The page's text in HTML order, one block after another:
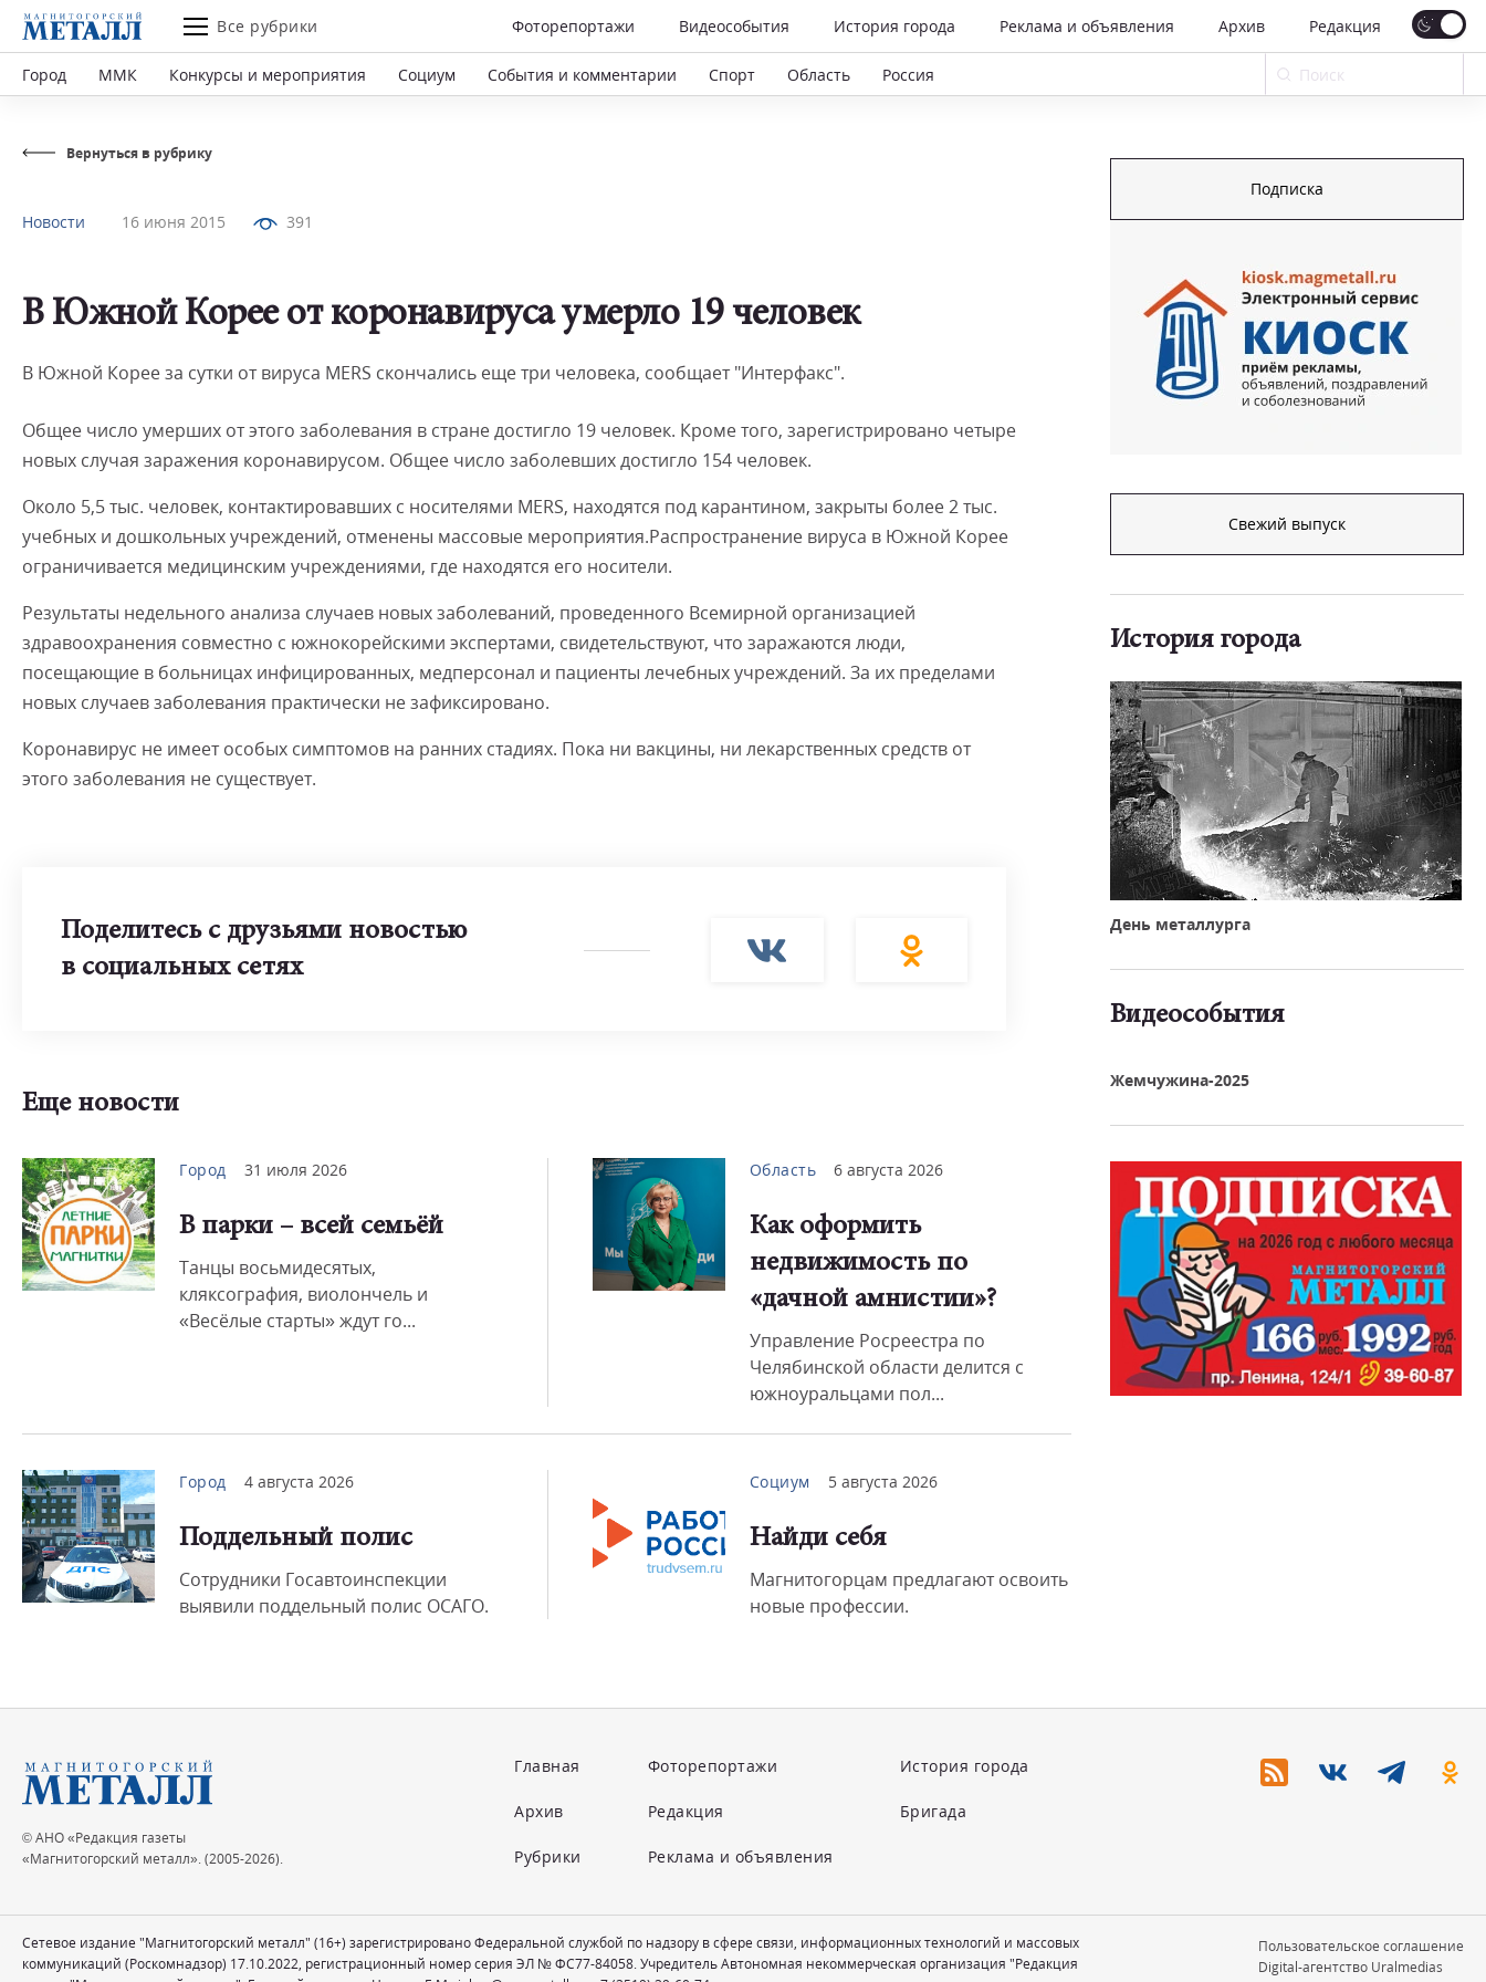
Все рубрики Фоторепортажи Видеособытия История города Реклама и объявления Архив Редакция
Город ММК Конкурсы и мероприятия Социум События и комментарии Спорт Область Россия
Вернуться в рубрику
Новости 16 июня 2015 391
В Южной Корее от коронавируса умерло 19 человек
В Южной Корее за сутки от вируса MERS скончались еще три человека, сообщает "Интерфакс".
Общее число умерших от этого заболевания в стране достигло 19 человек. Кроме того, зарегистрировано четыре
новых случая заражения коронавирусом. Общее число заболевших достигло 154 человек.
Около 5,5 тыс. человек, контактировавших с носителями MERS, находятся под карантином, закрыты более 2 тыс.
учебных и дошкольных учреждений, отменены массовые мероприятия.Распространение вируса в Южной Корее
ограничивается медицинским учреждениями, где находятся его носители.
Результаты недельного анализа случаев новых заболеваний, проведенного Всемирной организацией
здравоохранения совместно с южнокорейскими экспертами, свидетельствуют, что заражаются люди,
посещающие в больницах инфицированных, медперсонал и пациенты лечебных учреждений. За их пределами
новых случаев заболевания практически не зафиксировано.
Коронавирус не имеет особых симптомов на ранних стадиях. Пока ни вакцины, ни лекарственных средств от
этого заболевания не существует.
Поделитесь с друзьями новостью
в социальных сетях
Еще новости
Город 31 июля 2026
В парки – всей семьёй
Танцы восьмидесятых,
кляксография, виолончель и
«Весёлые старты» ждут го...
Область 6 августа 2026
Как оформить
недвижимость по
«дачной амнистии»?
Управление Росреестра по
Челябинской области делится с
южноуральцами пол...
Город 4 августа 2026
Поддельный полис
Сотрудники Госавтоинспекции
выявили поддельный полис ОСАГО.
Социум 5 августа 2026
Найди себя
Магнитогорцам предлагают освоить
новые профессии.
Подписка
Свежий выпуск
История города
День металлурга
Видеособытия
Жемчужина-2025
© АНО «Редакция газеты
«Магнитогорский металл». (2005-2026).
Главная
Архив
Рубрики
Фоторепортажи
Редакция
Реклама и объявления
История города
Бригада
Сетевое издание "Магнитогорский металл" (16+) зарегистрировано Федеральной службой по надзору в сфере связи, информационных технологий и массовых
коммуникаций (Роскомнадзор) 17.10.2022, регистрационный номер серия ЭЛ № ФС77-84058. Учредитель Автономная некоммерческая организация "Редакция
Пользовательское соглашение
Digital-агентство Uralmedias